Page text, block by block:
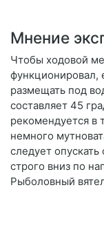
Мнение
Чтобы ходовой
функционировал,
размещать под
составляет 45
рекомендуется в
немного
следует
строго вниз по
Рыболовный